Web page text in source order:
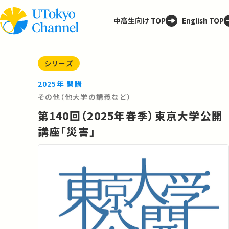
中高生向け TOP English TOP
シリーズ
2025年 開講
その他（他大学の講義など）
第140回（2025年春季）東京大学公開
講座「災害」